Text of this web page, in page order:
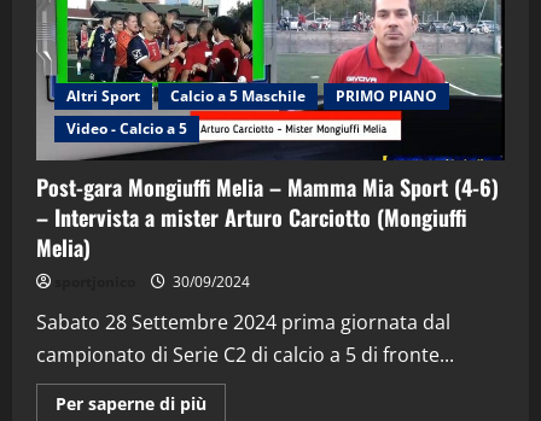
Altri Sport Calcio a 5 Maschile
PRIMO PIANO
Video - Calcio a 5
Post-gara Mongiuffi Melia – Mamma Mia Sport (4-6)
– Intervista a mister Arturo Carciotto (Mongiuffi
Melia)
30/09/2024
Sabato 28 Settembre 2024 prima giornata dal
campionato di Serie C2 di calcio a 5 di fronte...
Per saperne di più
2
“SportEmpire” in Podcast: 29^ Puntata
(Martedi 28 Aprile 2026)
28/04/2026